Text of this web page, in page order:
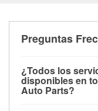
Preguntas
¿Todos los
disponibles en
Auto Parts?